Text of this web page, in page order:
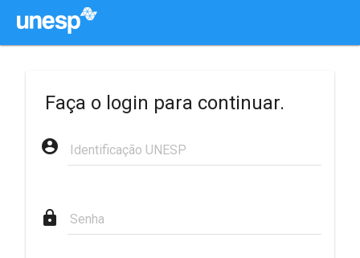
Faça o login para continuar.
Identificação UNESP
account_circle
Senha
lock